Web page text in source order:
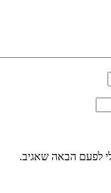
לפעם הבאה שאגיב.